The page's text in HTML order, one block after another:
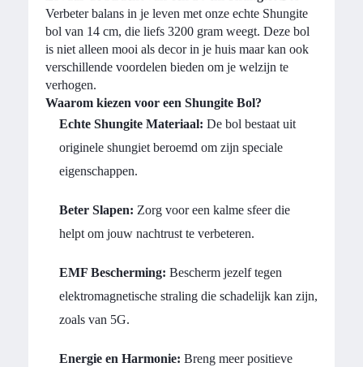
Verbeter balans in je leven met onze echte Shungite
bol van 14 cm, die liefs 3200 gram weegt. Deze bol
is niet alleen mooi als decor in je huis maar kan ook
verschillende voordelen bieden om je welzijn te
verhogen.
Waarom kiezen voor een Shungite Bol?
Echte Shungite Materiaal: De bol bestaat uit
originele shungiet beroemd om zijn speciale
eigenschappen.
Beter Slapen: Zorg voor een kalme sfeer die
helpt om jouw nachtrust te verbeteren.
EMF Bescherming: Bescherm jezelf tegen
elektromagnetische straling die schadelijk kan zijn,
zoals van 5G.
Energie en Harmonie: Breng meer positieve